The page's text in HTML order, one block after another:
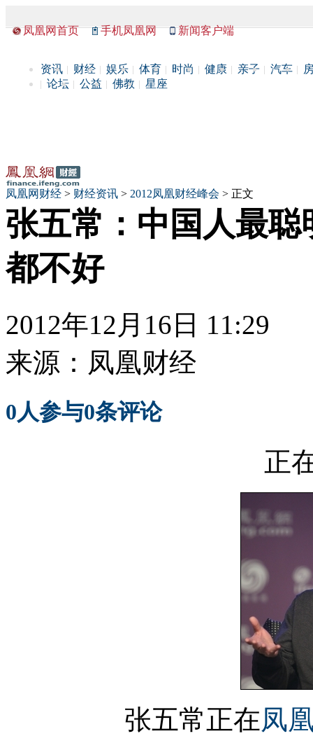
凤凰网首页 手机凤凰网 新闻客户端
资讯 财经 娱乐 体育 时尚 健康 亲子 汽车
论坛
公益 佛教 星座
凤凰网财经 > 财经资讯 > 2012凤凰财经峰会 > 正文
张五常：中国人最聪
都不好
2012年12月16日 11:29
来源： 凤凰财经
0人参与0条评论
正
张五常正在凤